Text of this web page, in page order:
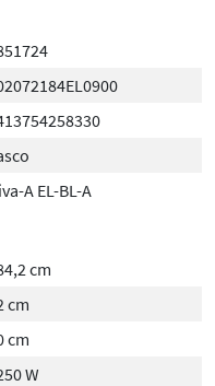
vijf grote
de Blower
bediening via een
A EL-BL-A
cm
cm
cm
W